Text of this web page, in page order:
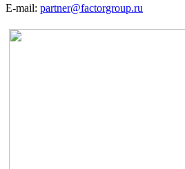
E-mail: partner@factorgroup.ru